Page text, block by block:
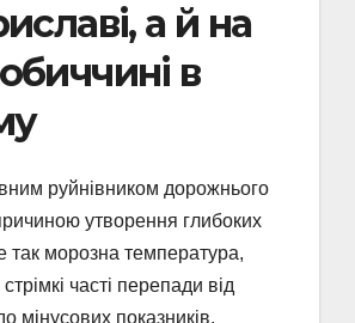
а й на
в
руйнівником дорожнього
утворення глибоких
так морозна температура,
часті перепади від
мінусових показників.